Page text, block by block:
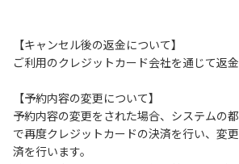
７．申込みされたサイト以外のサイトの
⾏為
うこと
９．その他周りに迷惑となるような⾏為
笑等）や他⼈に嫌悪感を与えるような⾏
１０．ペット同伴での利⽤
【キャンセル後の返金について】
ご利用のクレジットカード会社を通じて返金
【予約内容の変更について】
予約内容の変更をされた場合、システムの
で再度クレジットカードの決済を行い、変
済を行います。